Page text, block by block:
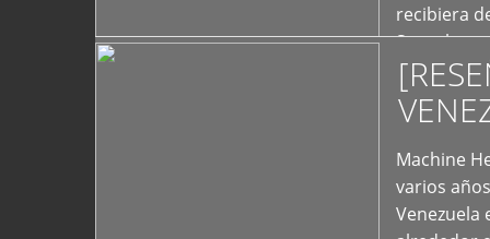
recibiera
Store los
Machine
varios
Venezuela